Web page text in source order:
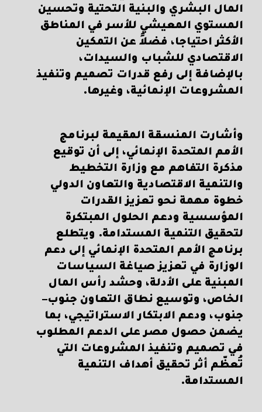
المال البشري والبنية التحتية وتحسين
المستوي المعيشي للأسر في المناطق
الأكثر احتياجا، فضلاً عن التمكين
الاقتصادي للشباب والسيدات،
بالإضافة إلى رفع قدرات تصميم وتنفيذ
المشروعات الإنمائية، وغيرها.
وأشارت المنسقة المقيمة لبرنامج
الأمم المتحدة الإنمائي، إلى أن توقيع
مذكرة التفاهم مع وزارة التخطيط
والتنمية الاقتصادية والتعاون الدولي
خطوة مهمة نحو تعزيز القدرات
المؤسسية ودعم الحلول المبتكرة
لتحقيق التنمية المستدامة. ويتطلع
برنامج الأمم المتحدة الإنمائي إلى دعم
الوزارة في تعزيز صياغة السياسات
المبنية على الأدلة، وحشد رأس المال
الخاص، وتوسيع نطاق التعاون جنوب–
جنوب، ودعم الابتكار الاستراتيجي، بما
يضمن حصول مصر على الدعم المطلوب
في تصميم وتنفيذ المشروعات التي
تُعظّم أثر تحقيق أهداف التنمية
المستدامة.